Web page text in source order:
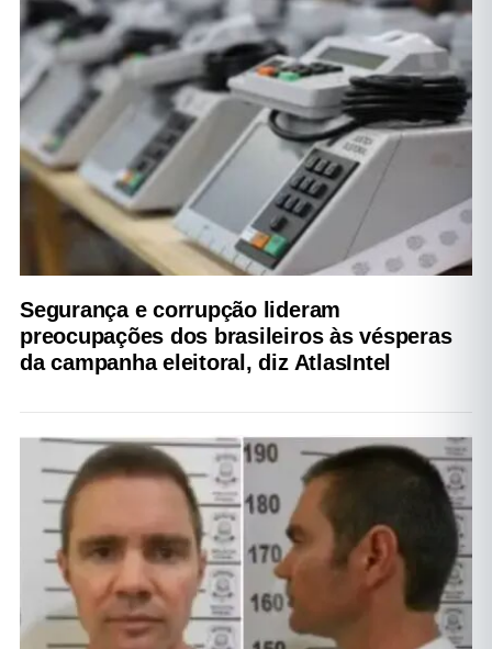
Segurança e corrupção lideram
preocupações dos brasileiros às vésperas
da campanha eleitoral, diz AtlasIntel